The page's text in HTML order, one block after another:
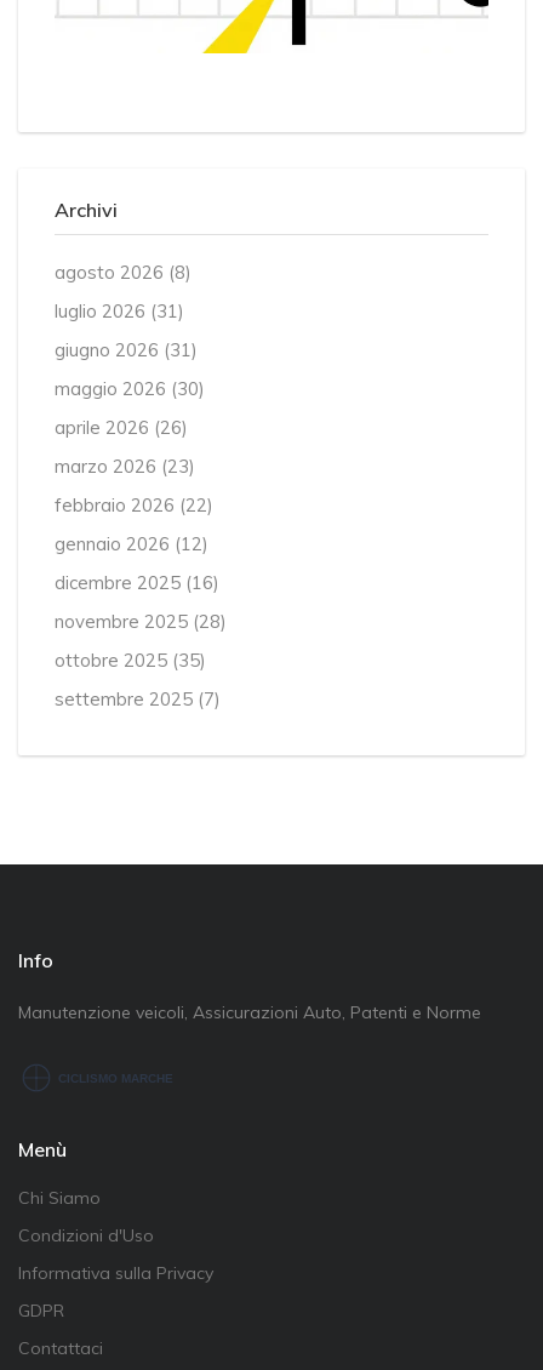
Archivi
agosto 2026 (8)
luglio 2026 (31)
giugno 2026 (31)
maggio 2026 (30)
aprile 2026 (26)
marzo 2026 (23)
febbraio 2026 (22)
gennaio 2026 (12)
dicembre 2025 (16)
novembre 2025 (28)
ottobre 2025 (35)
settembre 2025 (7)
Info
Manutenzione veicoli, Assicurazioni Auto, Patenti e Norme
Menù
Chi Siamo
Condizioni d'Uso
Informativa sulla Privacy
GDPR
Contattaci